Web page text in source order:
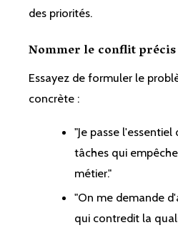
des priorités.
Nommer le conflit précis
Essayez de formuler le
concrète :
"Je passe
tâches qui
métier."
"On me demande
qui contredit la